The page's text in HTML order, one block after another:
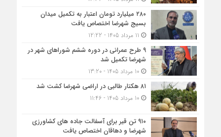
۲۸۰ میلیارد تومان اعتبار به تکمیل میدان
بسیج شهرضا اختصاص یافت
۹ طرح عمرانی در دوره ششم شوراهای شهر در
شهرضا تکمیل شد
10 مرداد 1405 - 13:20
۸۱ هکتار طالبی در اراضی شهرضا کشت شد
10 مرداد 1405 - 11:46
۹۱۰ تن قیر برای آسفالت جاده های کشاورزی
شهرضا و دهاقان اختصاص یافت